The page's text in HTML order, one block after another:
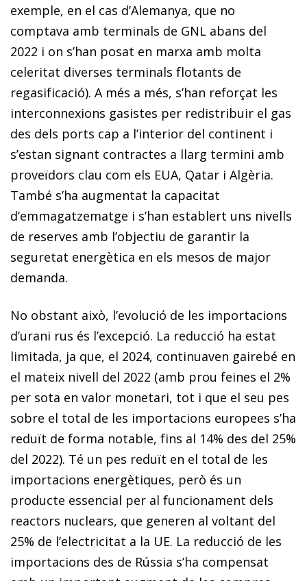
exemple, en el cas d’Alemanya, que no
comptava amb terminals de GNL abans del
2022 i on s’han posat en marxa amb molta
celeritat diverses terminals flotants de
regasificació). A més a més, s’han reforçat les
interconnexions gasistes per redistribuir el gas
des dels ports cap a l’interior del continent i
s’estan signant contractes a llarg termini amb
proveïdors clau com els EUA, Qatar i Algèria.
També s’ha augmentat la capacitat
d’emmagatzematge i s’han establert uns nivells
de reserves amb l’objectiu de garantir la
seguretat energètica en els mesos de major
demanda.
No obstant això, l’evolució de les importacions
d’urani rus és l’excepció. La reducció ha estat
limitada, ja que, el 2024, continuaven gairebé en
el mateix nivell del 2022 (amb prou feines el 2%
per sota en valor monetari, tot i que el seu pes
sobre el total de les importacions europees s’ha
reduït de forma notable, fins al 14% des del 25%
del 2022). Té un pes reduït en el total de les
importacions energètiques, però és un
producte essencial per al funcionament dels
reactors nuclears, que generen al voltant del
25% de l’electricitat a la UE. La reducció de les
importacions des de Rússia s’ha compensat